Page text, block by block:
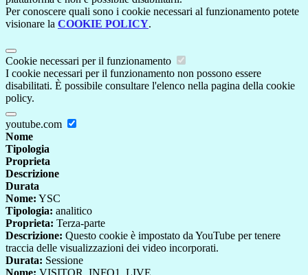
Per conoscere quali sono i cookie necessari al funzionamento potete
visionare la COOKIE POLICY.
Cookie necessari per il funzionamento
I cookie necessari per il funzionamento non possono essere
disabilitati. È possibile consultare l'elenco nella pagina della cookie
policy.
youtube.com
Nome
Tipologia
Proprieta
Descrizione
Durata
Nome: YSC
Tipologia: analitico
Proprieta: Terza-parte
Descrizione: Questo cookie è impostato da YouTube per tenere
traccia delle visualizzazioni dei video incorporati.
Durata: Sessione